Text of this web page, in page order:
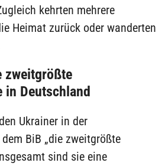
kehrten mehrere
Heimat zurück oder wanderten
zweitgrößte
Deutschland
Ukrainer in der
BiB „die zweitgrößte
sind sie eine